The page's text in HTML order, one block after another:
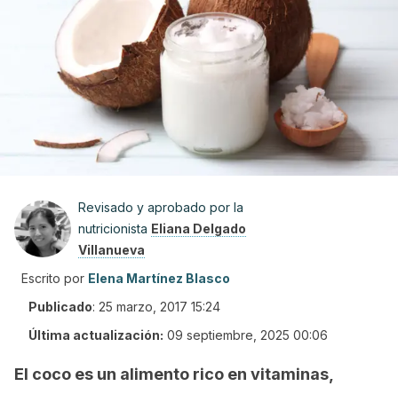
Revisado y aprobado por la
nutricionista Eliana Delgado
Villanueva
Escrito por Elena Martínez Blasco
Publicado: 25 marzo, 2017 15:24
Última actualización: 09 septiembre, 2025 00:06
El coco es un alimento rico en vitaminas,